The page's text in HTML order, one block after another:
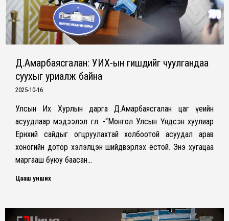
Д.Амарбаясгалан: УИХ-ын гишүүдийг чуулгандаа
суухыг уриалж байна
2025-10-16
Улсын Их Хурлын дарга Д.Амарбаясгалан цаг үеийн
асуудлаар мэдээлэл өглөө. -“Монгол Улсын Үндсэн хуулиар
Ерөнхий сайдыг огцруулахтай холбоотой асуудал арав
хоногийн дотор хэлэлцэн шийдвэрлэх ёстой. Энэ хугацаа
маргааш буюу баасан…
Цааш унших